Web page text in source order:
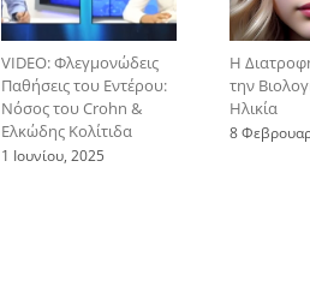
VIDEO: Φλεγμονώδεις
Παθήσεις του Εντέρου:
Νόσος του Crohn &
Ελκώδης Κολίτιδα
1 Ιουνίου, 2025
Η
την
Ηλικία
8